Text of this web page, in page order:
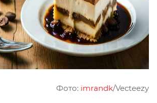
Фото: imrandk/Vecteezy